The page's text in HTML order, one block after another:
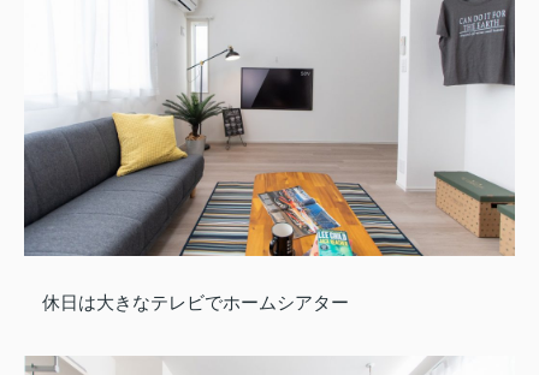
休日は大きなテレビでホームシアター